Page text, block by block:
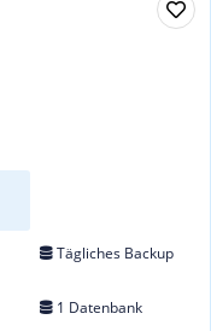
Tägliches Backup
1 Datenbank